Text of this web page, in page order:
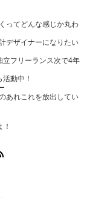
ってどんな感じか丸わ
デザイナーになりたい
フリーランス次で4年
動中！
あれこれを放出してい